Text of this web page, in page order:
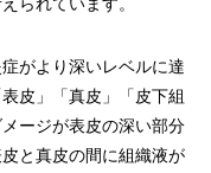
がより深いレベルに達
皮」「真皮」「皮下組
ージが表皮の深い部分
と真皮の間に組織液が